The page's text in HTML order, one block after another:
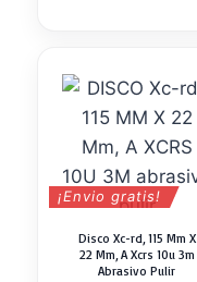
¡Envio gratis!
Disco Xc-rd, 115 Mm X
22 Mm, A Xcrs 10u 3m
Abrasivo Pulir